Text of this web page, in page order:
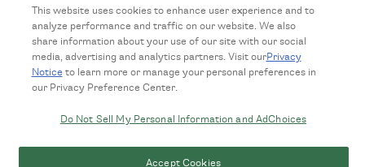
Held & Ecover
This website uses cookies to enhance user experience and to
analyze performance and traffic on our website. We also
share information about your use of our site with our social
media, advertising and analytics partners. Visit ourPrivacy
Notice to learn more or manage your personal preferences in
our Privacy Preference Center.
Do Not Sell My Personal Information and AdChoices
Accept Cookies